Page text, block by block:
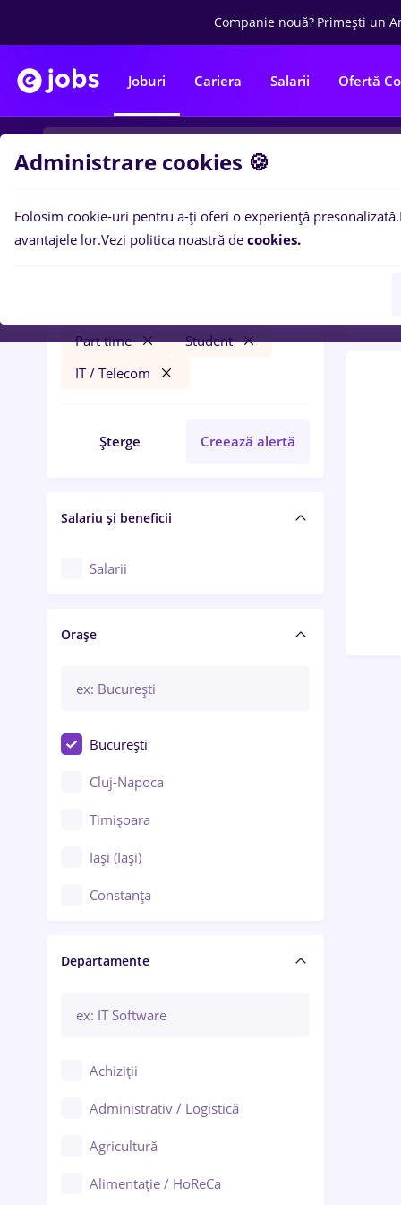
Companie nouă? Primești un
Joburi Cariera Salarii Ofertă
Filtre
Part time
Student
IT / Telecom
Șterge Creează alertă
Salariu și beneficii
Salarii
Orașe
București
Cluj-Napoca
Timișoara
Iași (Iași)
Constanța
Brașov
Bacău
Galați (Galați)
Ploiești
Departamente
Achiziții
Administrativ / Logistică
Agricultură
Alimentație / HoReCa
0
Administrare cookies 🍪
Folosim cookie-uri pentru a-ți oferi o experiență presonalizată.
avantajele lor.Vezi politica noastră de cookies.